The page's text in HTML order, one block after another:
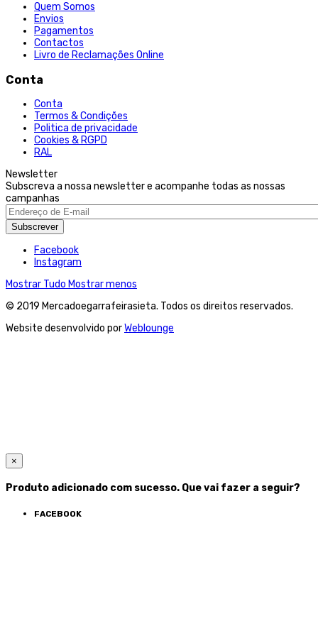
Quem Somos
Envios
Pagamentos
Contactos
Livro de Reclamações Online
Conta
Conta
Termos & Condições
Politica de privacidade
Cookies & RGPD
RAL
Newsletter
Subscreva a nossa newsletter e acompanhe todas as nossas
campanhas
Subscrever
Facebook
Instagram
Mostrar Tudo Mostrar menos
© 2019 Mercadoegarrafeirasieta. Todos os direitos reservados.
Website desenvolvido porWeblounge
×
Produto adicionado com sucesso. Que vai fazer a seguir?
FACEBOOK